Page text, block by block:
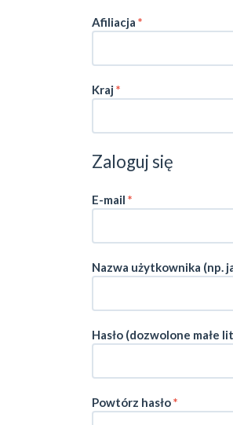
Afiliacja *
Kraj*
Zaloguj się
E-mail *
Nazwa użytkownika (np.
Wymagane
Hasło (dozwolone małe
Wymagane
Powtórz hasło*